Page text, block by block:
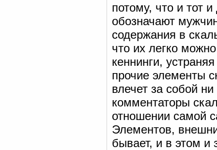
потому, что и тот
обозначают
содержания в
что их легко
кеннинги,
прочие элементы
влечет за собой
комментаторы
отношении самой
Элементов,
бывает, и в этом и